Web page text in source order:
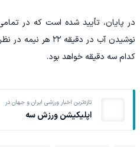
در پایان، تأیید شده است که در
نوشیدن آب در
کدام سه دقیقه خواهد بود.
تازه‌ترین اخبار ورزشی ایران و جهان در
اپلیکیشن ورزش سه